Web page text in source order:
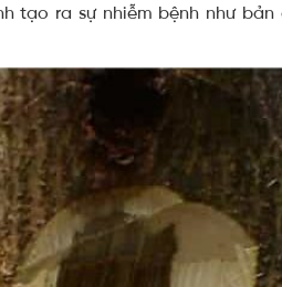
tạo ra sự nhiễm bệnh như